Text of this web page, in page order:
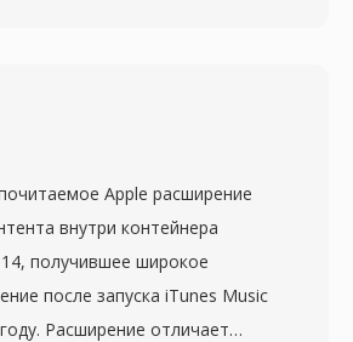
Такой подход
при эквивалентном
файла по сравнению с
с постоянным
приобрёл особую
Apple расширение
внутри контейнера
получившее широкое
после запуска iTunes Music
Расширение отличает